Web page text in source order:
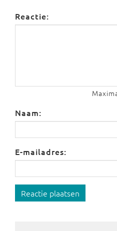
Reactie:
Naam:
E-mailadres:
Reactie plaatsen